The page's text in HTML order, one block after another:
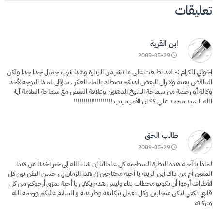
تعليقات
ابن القرية
2009-05-29
إخواني الكرام :- لقد اطلعت على ما نشر من الزيارة وهذا شيء جميل جدا جدا ولكن
التناقض بعينة ولا زال البعض لديكم يصطاد بالماء العكر . سؤالي لماذا التوجه لأخذ
وكالة أو رخصة من سماحة الشيخ الدهنين وعلاقة البعض مع سماحة العلامة آية
الله السيد محمد علي ؟؟ ان الأمر مريب !!!!!!!!!!!!!!!!!!!!
طالب الحق
2009-05-29
لماذا يا أحبة هذه النظرة السطحية كل علمائنا إن شاء الله إلى خير أخذنا من هذا
المعين أم من ذاك أين الريبة يا أحبة محتاجين في هذا الزمان إلى حسن الظن بين كل
الأطراف أرجوا أن تكونو محطات بناء وليس هدم يكفي يا أحبة تمزق أرجوكم من كل
قلبي يكفي لنكن متحابين وكل يعمل بتكليفة وطريقته و السلام عليكم ورحمة الله
وبركاته